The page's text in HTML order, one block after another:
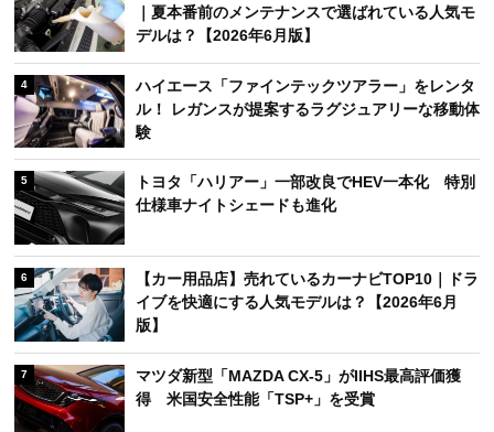
｜夏本番前のメンテナンスで選ばれている人気モ
デルは？【2026年6月版】
4
ハイエース「ファインテックツアラー」をレンタ
ル！ レガンスが提案するラグジュアリーな移動体
験
5
トヨタ「ハリアー」一部改良でHEV一本化 特別
仕様車ナイトシェードも進化
6
【カー用品店】売れているカーナビTOP10｜ドラ
イブを快適にする人気モデルは？【2026年6月
版】
7
マツダ新型「MAZDA CX-5」がIIHS最高評価獲
得 米国安全性能「TSP+」を受賞